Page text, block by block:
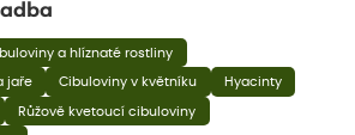
a hlíznaté rostliny
jaře Cibuloviny v květníku Hyacinty
Růžově kvetoucí cibuloviny